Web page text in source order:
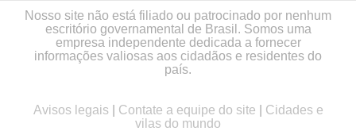
Nosso site não está filiado ou patrocinado por nenhum
escritório governamental de Brasil. Somos uma
empresa independente dedicada a fornecer
informações valiosas aos cidadãos e residentes do
país.
Avisos legais Contate a equipe do site
Cidades e
vilas do mundo